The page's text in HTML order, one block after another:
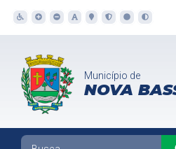
Município de
NOVA